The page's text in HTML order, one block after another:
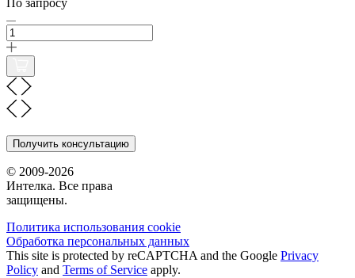
По запросу
Получить консультацию
© 2009-2026
Интелка. Все права
защищены.
Политика использования сookie
Обработка персональных данных
This site is protected by reCAPTCHA and the Google Privacy
Policy and Terms of Service apply.